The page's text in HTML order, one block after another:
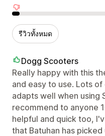
รีวิวเชิงลบ
รีวิวทั้งหมด
Dogg Scooters
Really happy with this
and easy to use. Lots
adapts well when using
recommend to anyone
helpful and quick too,
that Batuhan has